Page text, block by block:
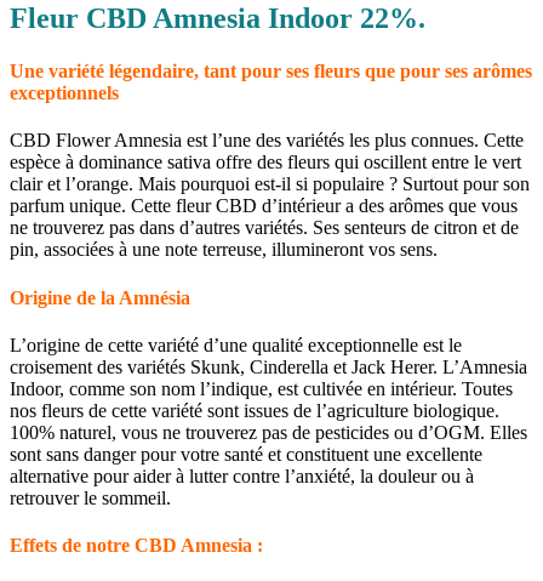
Fleur CBD Amnesia Indoor 22%.
Une variété légendaire, tant pour ses fleurs que pour ses arômes
exceptionnels
CBD Flower Amnesia est l’une des variétés les plus connues. Cette
espèce à dominance sativa offre des fleurs qui oscillent entre le vert
clair et l’orange. Mais pourquoi est-il si populaire ? Surtout pour son
parfum unique. Cette fleur CBD d’intérieur a des arômes que vous
ne trouverez pas dans d’autres variétés. Ses senteurs de citron et de
pin, associées à une note terreuse, illumineront vos sens.
Origine de la Amnésia
L’origine de cette variété d’une qualité exceptionnelle est le
croisement des variétés Skunk, Cinderella et Jack Herer. L’Amnesia
Indoor, comme son nom l’indique, est cultivée en intérieur. Toutes
nos fleurs de cette variété sont issues de l’agriculture biologique.
100% naturel, vous ne trouverez pas de pesticides ou d’OGM. Elles
sont sans danger pour votre santé et constituent une excellente
alternative pour aider à lutter contre l’anxiété, la douleur ou à
retrouver le sommeil.
Effets de notre CBD Amnesia :